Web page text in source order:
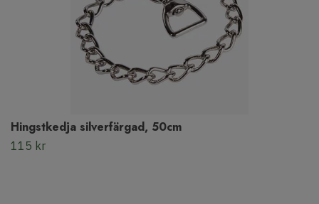
Hingstkedja silverfärgad, 50cm
115 kr